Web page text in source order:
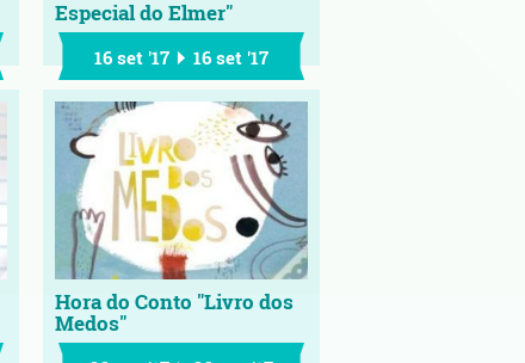
Especial do Elmer"
16 set '17 16 set '17
Hora do Conto "Livro dos
Medos"